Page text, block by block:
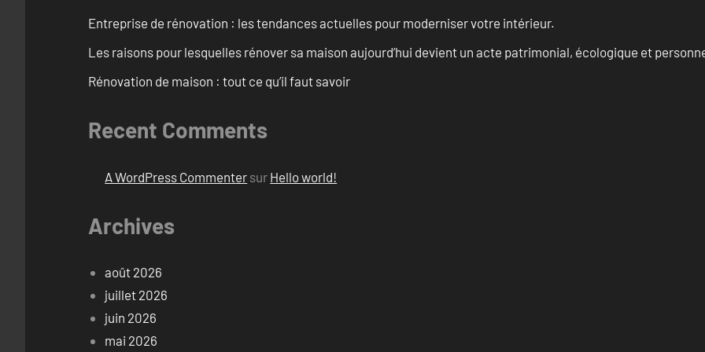
Entreprise de rénovation : les tendances actuelles pour moderniser votre intérieur.
Les raisons pour lesquelles rénover sa maison aujourd’hui devient un acte patrimonial, écologique et
Rénovation de maison : tout ce qu’il faut savoir
Recent Comments
A WordPress Commenter sur Hello world!
Archives
août 2026
juillet 2026
juin 2026
mai 2026